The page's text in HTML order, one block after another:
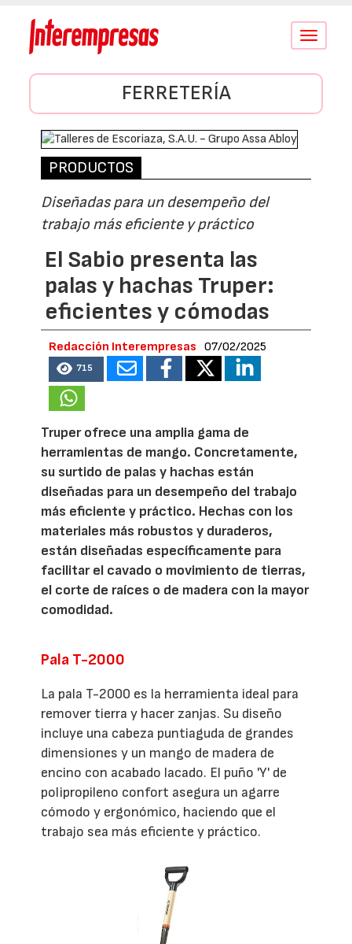
Conmutar
FERRETERÍA
PRODUCTOS
Diseñadas para un desempeño del
trabajo más eficiente y práctico
El Sabio presenta las
palas y hachas Truper:
eficientes y cómodas
Redacción Interempresas 07/02/2025
715
Truper ofrece una amplia gama de
herramientas de mango. Concretamente,
su surtido de palas y hachas están
diseñadas para un desempeño del trabajo
más eficiente y práctico. Hechas con los
materiales más robustos y duraderos,
están diseñadas específicamente para
facilitar el cavado o movimiento de tierras,
el corte de raíces o de madera con la mayor
comodidad.
Pala T-2000
La pala T-2000 es la herramienta ideal para
remover tierra y hacer zanjas. Su diseño
incluye una cabeza puntiaguda de grandes
dimensiones y un mango de madera de
encino con acabado lacado. El puño 'Y' de
polipropileno confort asegura un agarre
cómodo y ergonómico, haciendo que el
trabajo sea más eficiente y práctico.